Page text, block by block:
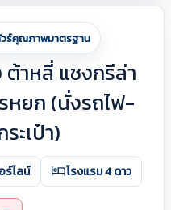
ร์คุณภาพมาตรฐาน
าหลี่ แชงกรีล่า
หยก (นั่งรถไฟ-
ะเป๋า)
ร์ไลน์ โรงแรม 4 ดาว